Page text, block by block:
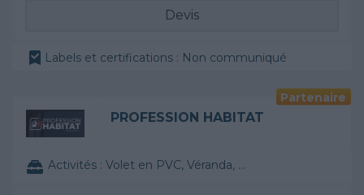
Devis
Labels et certifications : Non communiqué
Partenaire
PROFESSION HABITAT
Activités : Volet en PVC, Véranda, VMC, ...